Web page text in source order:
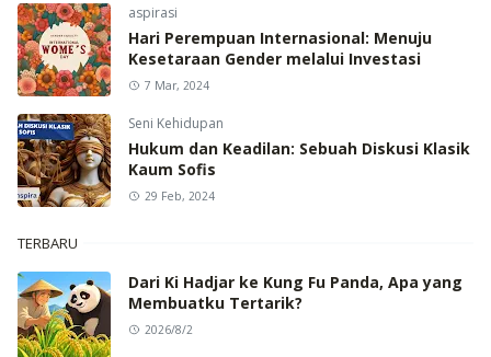
aspirasi
Hari Perempuan Internasional: Menuju
Kesetaraan Gender melalui Investasi
7 Mar, 2024
Seni Kehidupan
Hukum dan Keadilan: Sebuah Diskusi Klasik
Kaum Sofis
29 Feb, 2024
TERBARU
Dari Ki Hadjar ke Kung Fu Panda, Apa yang
Membuatku Tertarik?
2026/8/2